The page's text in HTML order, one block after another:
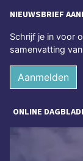
NIEUWSBRIEF
Schrijf je in voor
samenvatting
Aanmelden
ONLINE